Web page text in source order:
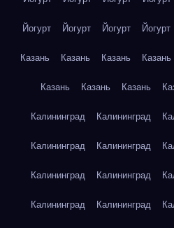
Йогурт Йогурт Йогурт Йогурт
Казань Казань Казань Казань
Казань Казань Казань
Калининград Калининград
Калининград Калининград
Калининград Калининград
Калининград Калининград